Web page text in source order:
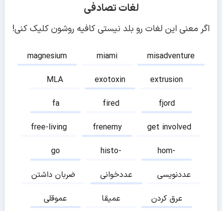
لغات تصادفی
اگر معنی این لغات رو بلد نیستی کافیه روشون کلیک کنی!
magnesium miami
misadventure
MLA
exotoxin
extrusion
fa
fired
fjord
free-living
frenemy
get involved
go
histo-
hom-
ضربان داشتن
عددخوانی
عددنویسی
عموقلی
عمیقا
عرق کردن